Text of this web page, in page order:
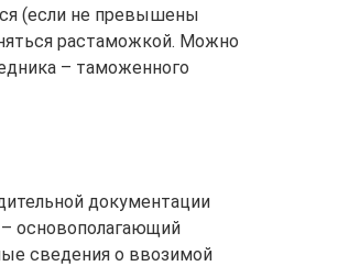
(если не превышены
растаможкой. Можно
– таможенного
документации
– основополагающий
сведения о ввозимой